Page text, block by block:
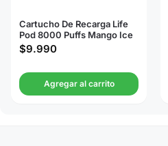
Cartucho De Recarga Life
Pod 8000 Puffs Mango Ice
$9.990
Agregar al carrito